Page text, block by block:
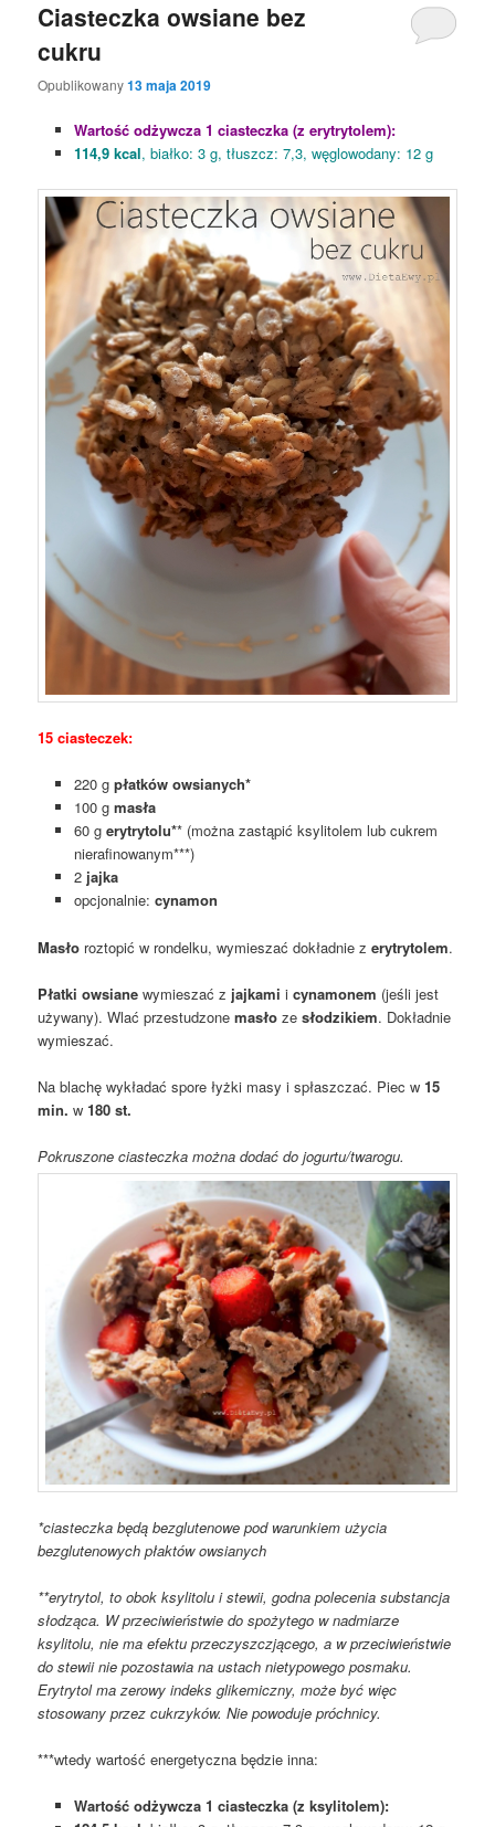
Ciasteczka owsiane bez
cukru
Opublikowany13 maja 2019
Wartość odżywcza 1 ciasteczka (z erytrytolem):
114,9 kcal, białko: 3 g, tłuszcz: 7,3, węglowodany: 12 g
15 ciasteczek:
220 g płatków owsianych*
100 g masła
60 g erytrytolu** (można zastąpić ksylitolem lub cukrem
nierafinowanym***)
2jajka
opcjonalnie: cynamon
Masło roztopić w rondelku, wymieszać dokładnie zerytrytolem.
Płatki owsiane wymieszać z jajkami icynamonem (jeśli jest
używany). Wlać przestudzone masło zesłodzikiem. Dokładnie
wymieszać.
Na blachę wykładać spore łyżki masy i spłaszczać. Piec w15
min. w180 st.
Pokruszone ciasteczka można dodać do jogurtu/twarogu.
*ciasteczka będą bezglutenowe pod warunkiem użycia
bezglutenowych płaktów owsianych
**erytrytol, to obok ksylitolu i stewii, godna polecenia substancja
słodząca. W przeciwieństwie do spożytego w nadmiarze
ksylitolu, nie ma efektu przeczyszczjącego, a w przeciwieństwie
do stewii nie pozostawia na ustach nietypowego posmaku.
Erytrytol ma zerowy indeks glikemiczny, może być więc
stosowany przez cukrzyków. Nie powoduje próchnicy.
***wtedy wartość energetyczna będzie inna:
Wartość odżywcza 1 ciasteczka (z ksylitolem):